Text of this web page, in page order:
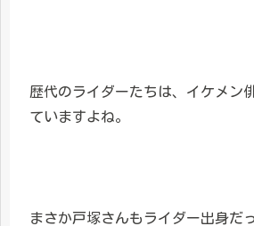
歴代のライダーたちは、イケメン
ていますよね。
まさか戸塚さんもライダー出身だ